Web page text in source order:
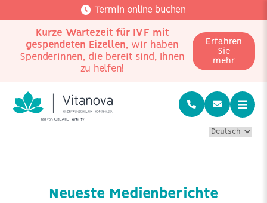
Termin online buchen
Kurze Wartezeit für IVF mit
gespendeten Eizellen, wir haben
Spenderinnen, die bereit sind, Ihnen
zu helfen!
Erfahren
Sie
mehr
Home Presse
Neueste Medienberichte